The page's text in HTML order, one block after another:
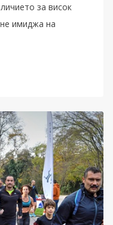
за висок
имиджа на